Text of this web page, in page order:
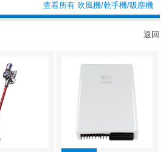
查看所有 吹風機/乾手機/吸塵機
返回